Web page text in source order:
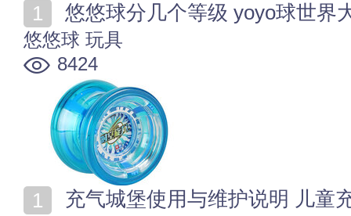
悠悠球分几个等级 yoyo球世界
悠悠球 玩具
8424
充气城堡使用与维护说明 儿童